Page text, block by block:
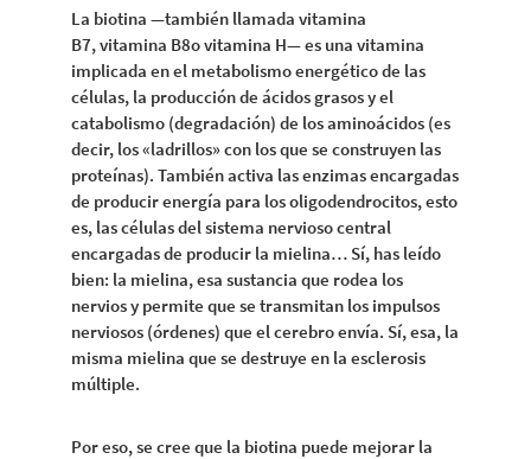
La biotina —también llamada vitamina
B7, vitamina B8o vitamina H— es una vitamina
implicada en el metabolismo energético de las
células, la producción de ácidos grasos y el
catabolismo (degradación) de los aminoácidos (es
decir, los «ladrillos» con los que se construyen las
proteínas). También activa las enzimas encargadas
de producir energía para los oligodendrocitos, esto
es, las células del sistema nervioso central
encargadas de producir la mielina… Sí, has leído
bien: la mielina, esa sustancia que rodea los
nervios y permite que se transmitan los impulsos
nerviosos (órdenes) que el cerebro envía. Sí, esa, la
misma mielina que se destruye en la esclerosis
múltiple.
Por eso, se cree que la biotina puede mejorar la